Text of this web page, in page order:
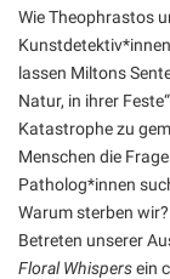
Wie Theophrastos
lassen Miltons
Natur, in ihrer Feste“
Katastrophe zu
Menschen die
Patholog*innen
Warum sterben
Betreten unserer
Floral Whispersein